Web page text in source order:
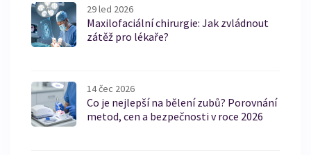
29 led 2026
Maxilofaciální chirurgie: Jak zvládnout
zátěž pro lékaře?
14 čec 2026
Co je nejlepší na bělení zubů? Porovnání
metod, cen a bezpečnosti v roce 2026